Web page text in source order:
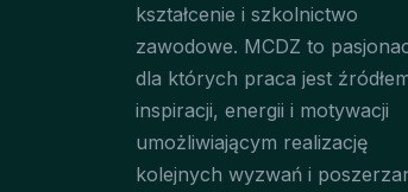
kształcenie i szkolnictwo
zawodowe. MCDZ to
dla których praca jest
inspiracji, energii i motywacji
umożliwiającym realizację
kolejnych wyzwań i